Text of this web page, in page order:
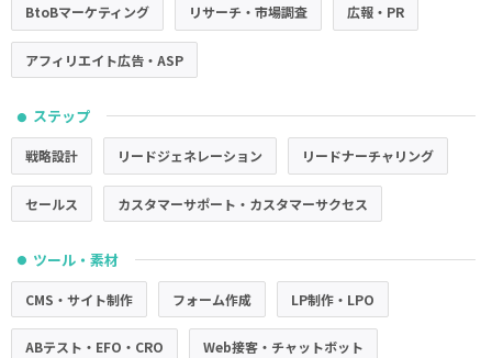
BtoBマーケティング リサーチ・市場調査 広報・PR
アフィリエイト広告・ASP
● ステップ
戦略設計 リードジェネレーション リードナーチャリング
セールス カスタマーサポート・カスタマーサクセス
● ツール・素材
CMS・サイト制作 フォーム作成 LP制作・LPO
ABテスト・EFO・CRO Web接客・チャットボット